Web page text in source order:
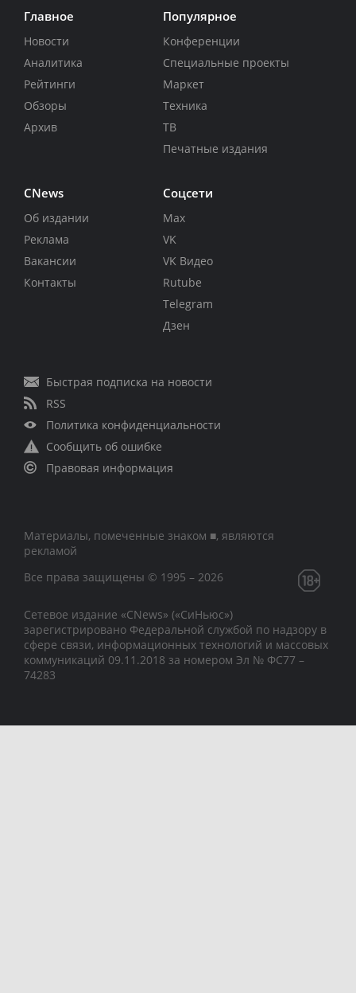
Главное
Новости
Аналитика
Рейтинги
Обзоры
Архив
Популярное
Конференции
Специальные проекты
Маркет
Техника
ТВ
Печатные издания
CNews
Об издании
Реклама
Вакансии
Контакты
Соцсети
Max
VK
VK Видео
Rutube
Telegram
Дзен
Быстрая подписка на новости
RSS
Политика конфиденциальности
Сообщить об ошибке
Правовая информация
Материалы, помеченные знаком ■, являются
рекламой
Все права защищены © 1995 – 2026
Сетевое издание «CNews» («СиНьюс»)
зарегистрировано Федеральной службой по надзору в
сфере связи, информационных технологий и массовых
коммуникаций 09.11.2018 за номером Эл № ФС77 –
74283